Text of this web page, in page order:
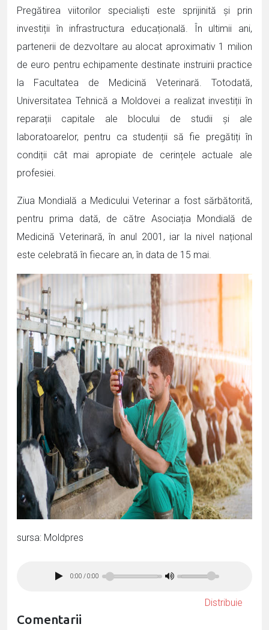
Pregătirea viitorilor specialiști este sprijinită și prin
investiții în infrastructura educațională. În ultimii ani,
partenerii de dezvoltare au alocat aproximativ 1 milion
de euro pentru echipamente destinate instruirii practice
la Facultatea de Medicină Veterinară. Totodată,
Universitatea Tehnică a Moldovei a realizat investiții în
reparații capitale ale blocului de studii și ale
laboratoarelor, pentru ca studenții să fie pregătiți în
condiții cât mai apropiate de cerințele actuale ale
profesiei.
Ziua Mondială a Medicului Veterinar a fost sărbătorită,
pentru prima dată, de către Asociația Mondială de
Medicină Veterinară, în anul 2001, iar la nivel național
este celebrată în fiecare an, în data de 15 mai.
sursa: Moldpres
0:00 /0:00
Distribuie
Comentarii